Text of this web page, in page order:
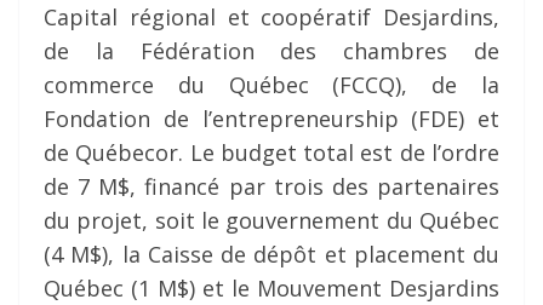
Capital régional et coopératif Desjardins,
de la Fédération des chambres de
commerce du Québec (FCCQ), de la
Fondation de l’entrepreneurship (FDE) et
de Québecor. Le budget total est de l’ordre
de 7 M$, financé par trois des partenaires
du projet, soit le gouvernement du Québec
(4 M$), la Caisse de dépôt et placement du
Québec (1 M$) et le Mouvement Desjardins